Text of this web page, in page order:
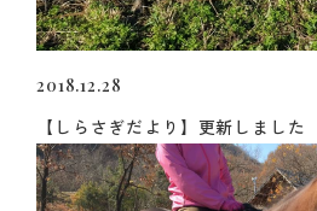
2018.12.28
【しらさぎだより】更新しました